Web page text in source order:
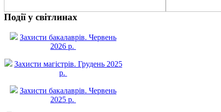
Події у світлинах
Захисти бакалаврів. Червень
2026 р.
Захисти магістрів. Грудень 2025
р.
Захисти бакалаврів. Червень
2025 р.